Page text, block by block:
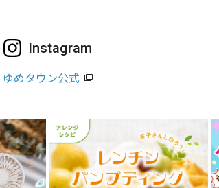
Instagram
ゆめタウン公式